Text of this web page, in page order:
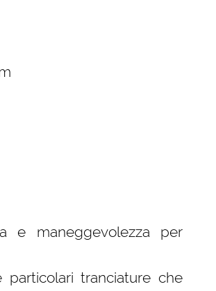
e maneggevolezza per
tranciature che